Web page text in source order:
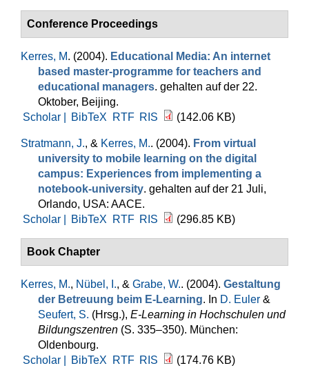
Conference Proceedings
Kerres, M. (2004). Educational Media: An internet
based master-programme for teachers and
educational managers. gehalten auf der 22.
Oktober, Beijing.
Scholar |
BibTeX RTF RIS (142.06 KB)
Stratmann, J., & Kerres, M.. (2004). From virtual
university to mobile learning on the digital
campus: Experiences from implementing a
notebook-university. gehalten auf der 21 Juli,
Orlando, USA: AACE.
Scholar |
BibTeX RTF RIS (296.85 KB)
Book Chapter
Kerres, M., Nübel, I., & Grabe, W.. (2004). Gestaltung
der Betreuung beim E-Learning. In D. Euler &
Seufert, S. (Hrsg.), E-Learning in Hochschulen und
Bildungszentren (S. 335–350). München:
Oldenbourg.
Scholar |
BibTeX RTF RIS (174.76 KB)